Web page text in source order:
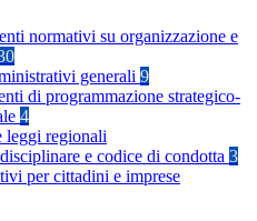
normativi su organizzazione e
generali 9
di programmazione strategico-
4
leggi regionali
e codice di condotta 3
per cittadini e imprese